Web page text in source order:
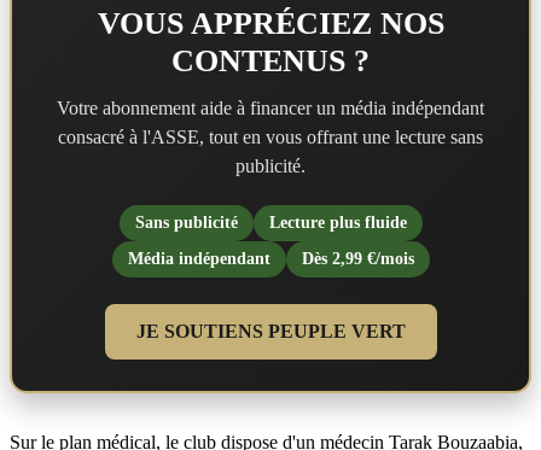
VOUS APPRÉCIEZ NOS
CONTENUS ?
Votre abonnement aide à financer un média indépendant
consacré à l'ASSE, tout en vous offrant une lecture sans
publicité.
Sans publicité
Lecture plus fluide
Média indépendant
Dès 2,99 €/mois
JE SOUTIENS PEUPLE VERT
Sur le plan médical, le club dispose d'un médecin Tarak Bouzaabia,